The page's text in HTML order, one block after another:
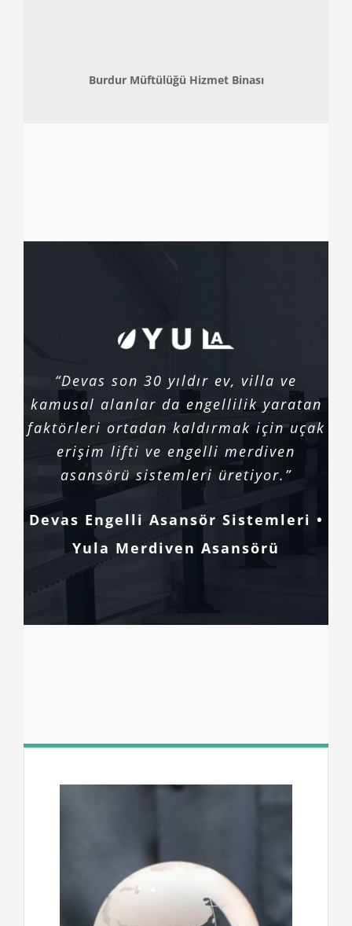
Burdur Müftülüğü Hizmet Binası
“Devas son 30 yıldır ev, villa ve
kamusal alanlar da engellilik yaratan
faktörleri ortadan kaldırmak için uçak
erişim lifti ve engelli merdiven
asansörü sistemleri üretiyor.”
Devas Engelli Asansör Sistemleri •
Yula Merdiven Asansörü